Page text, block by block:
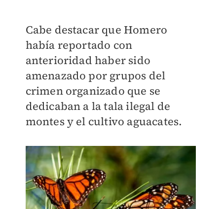
Cabe destacar que Homero
había reportado con
anterioridad haber sido
amenazado por grupos del
crimen organizado que se
dedicaban a la tala ilegal de
montes y el cultivo aguacates.